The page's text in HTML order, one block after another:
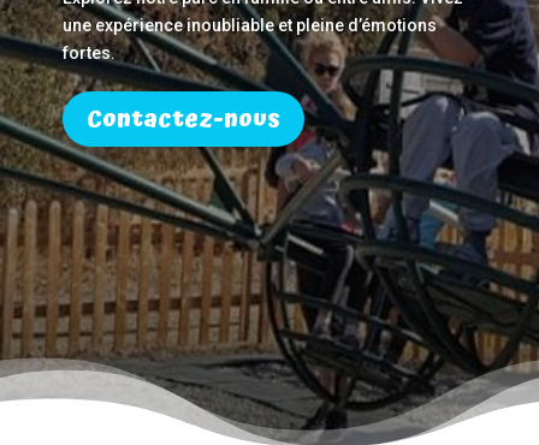
une expérience inoubliable et pleine d’émotions
fortes.
Contactez-nous